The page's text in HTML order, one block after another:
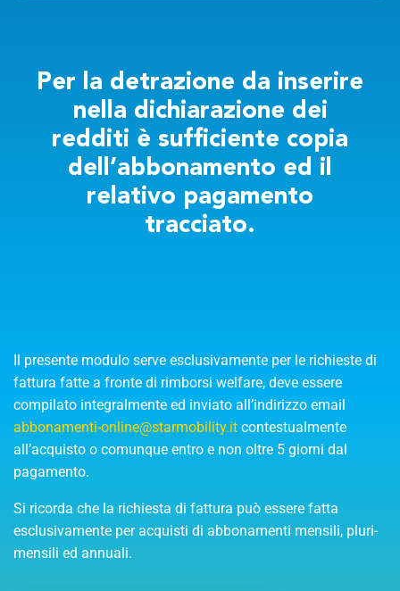
Partenza alle
Arrivo alle
Per la detrazione da inserire
nella dichiarazione dei
redditi è sufficiente copia
dell’abbonamento ed il
relativo pagamento
tracciato.
Il presente modulo serve esclusivamente per le richieste di
fattura fatte a fronte di rimborsi welfare, deve essere
compilato integralmente ed inviato all’indirizzo email
abbonamenti-online@starmobility.it contestualmente
all’acquisto o comunque entro e non oltre 5 giorni dal
pagamento.
Si ricorda che la richiesta di fattura può essere fatta
esclusivamente per acquisti di abbonamenti mensili, pluri-
mensili ed annuali.